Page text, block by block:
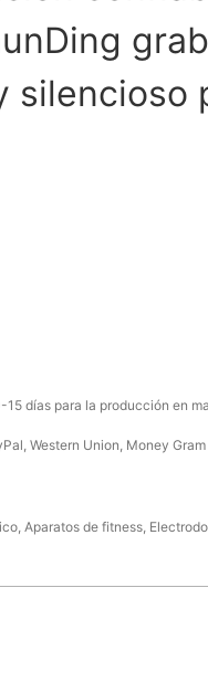
silencioso
días para la producción en
Western Union, Money Gram
Aparatos de fitness,